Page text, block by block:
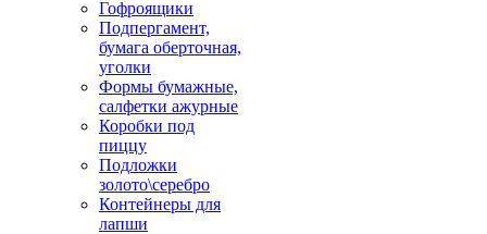
Гофроящики
Подпергамент,
бумага оберточная,
уголки
Формы бумажные,
салфетки ажурные
Коробки под
пиццу
Подложки
золото\серебро
Контейнеры для
лапши